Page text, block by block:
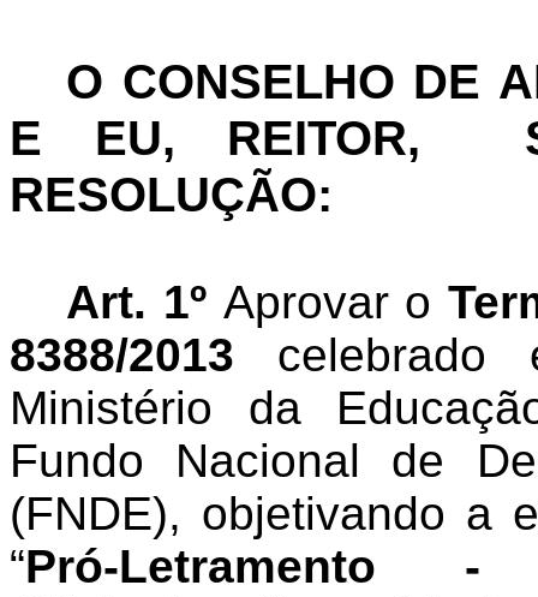
O CONSELHO DE
E EU, REITOR,
RESOLUÇÃO:
Art. 1º Aprovar o
8388/2013 celebrado
Ministério da
Fundo Nacional de
(FNDE), objetivando a
“Pró-Letramento